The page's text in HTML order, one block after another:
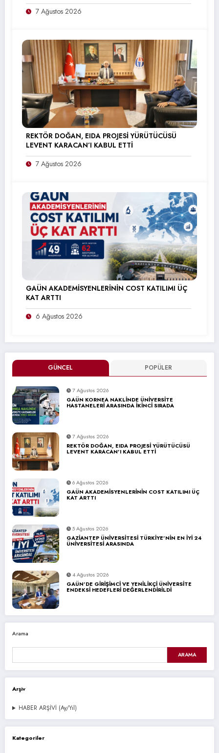
GÜNCEL POPÜLER
7 Ağustos 2026
GAÜN KORNEA NAKLİNDE ÜNİVERSİTE
HASTANELERİ ARASINDA İKİNCİ SIRADA
7 Ağustos 2026
REKTÖR DOĞAN, EIDA PROJESİ YÜRÜTÜCÜSÜ
LEVENT KARACAN’I KABUL ETTİ
6 Ağustos 2026
GAÜN AKADEMİSYENLERİNİN COST KATILIMI ÜÇ
KAT ARTTI
5 Ağustos 2026
GAZİANTEP ÜNİVERSİTESİ TÜRKİYE’NİN EN İYİ 24
ÜNİVERSİTESİ ARASINDA
4 Ağustos 2026
GAÜN’DE GİRİŞİMCİ VE YENİLİKÇİ ÜNİVERSİTE
ENDEKSİ HEDEFLERİ DEĞERLENDİRİLDİ
Arama
ARAMA
Arşiv
HABER ARŞİVİ (Ay/Yıl)
Kategoriler
7 Ağustos 2026
REKTÖR DOĞAN, EIDA PROJESİ YÜRÜTÜCÜSÜ
LEVENT KARACAN’I KABUL ETTİ
7 Ağustos 2026
GAÜN AKADEMİSYENLERİNİN COST KATILIMI ÜÇ
KAT ARTTI
6 Ağustos 2026